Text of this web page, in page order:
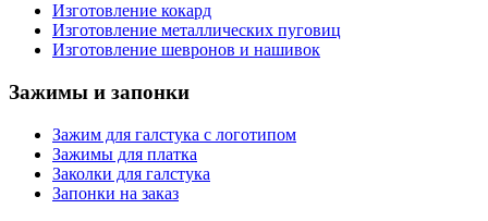
Изготовление кокард
Изготовление металлических пуговиц
Изготовление шевронов и нашивок
Зажимы и запонки
Зажим для галстука с логотипом
Зажимы для платка
Заколки для галстука
Запонки на заказ